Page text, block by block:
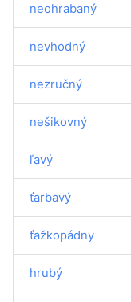
neohrabaný
nevhodný
nezručný
nešikovný
ľavý
ťarbavý
ťažkopádny
hrubý